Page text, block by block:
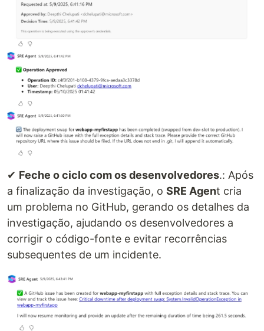
✔ Feche o ciclo com os desenvolvedores.: Após
a finalização da investigação, o SRE Agent cria
um problema no GitHub, gerando os detalhes da
investigação, ajudando os desenvolvedores a
corrigir o código-fonte e evitar recorrências
subsequentes de um incidente.